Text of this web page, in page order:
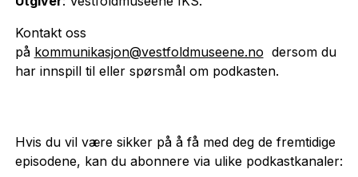
Kontakt oss
på kommunikasjon@vestfoldmuseene.no dersom du
har innspill til eller spørsmål om podkasten.
Hvis du vil være sikker på å få med deg de fremtidige
episodene, kan du abonnere via ulike podkastkanaler: